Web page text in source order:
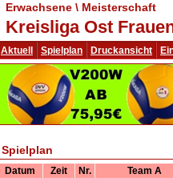
Erwachsene \ Meisterschaft
Kreisliga Ost
Aktuell Spielplan Druckansicht
Spielplan
Datum Zeit Nr.
Team A